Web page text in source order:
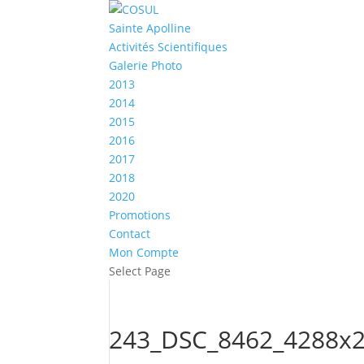
Sainte Apolline
Activités Scientifiques
Galerie Photo
2013
2014
2015
2016
2017
2018
2020
Promotions
Contact
Mon Compte
Select Page